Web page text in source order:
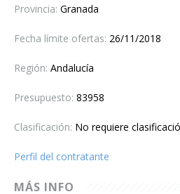
Provincia: Granada
Fecha límite ofertas: 26/11/2018
Región: Andalucía
Presupuesto: 83958
Clasificación: No requiere
Perfil del contratante
MÁS INFO